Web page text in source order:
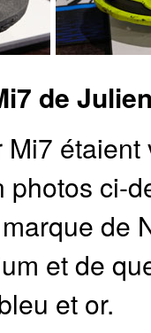
de
photos ci-
de
et de
et or.